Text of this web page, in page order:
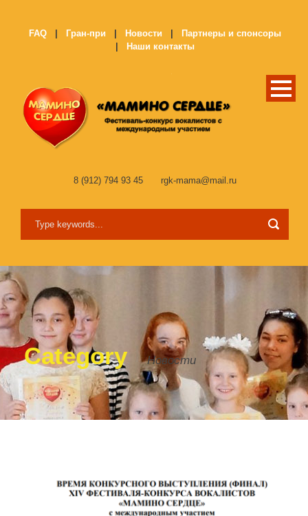
FAQ Гран-при Новости
Партнеры и спонсоры
Наши контакты
8 (912) 794 93 45 rgk-mama@mail.ru
Category Новости